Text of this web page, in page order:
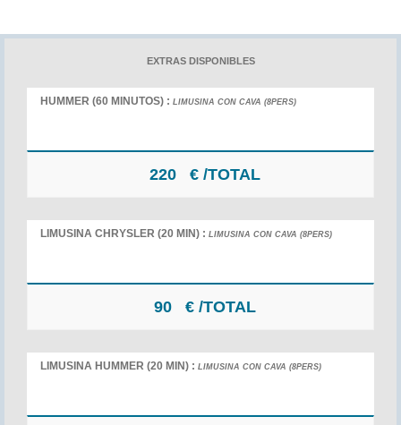
EXTRAS DISPONIBLES
HUMMER (60 MINUTOS) : LIMUSINA CON CAVA (8PERS)
220 € /TOTAL
LIMUSINA CHRYSLER (20 MIN) : LIMUSINA CON CAVA (8PERS)
90 € /TOTAL
LIMUSINA HUMMER (20 MIN) : LIMUSINA CON CAVA (8PERS)